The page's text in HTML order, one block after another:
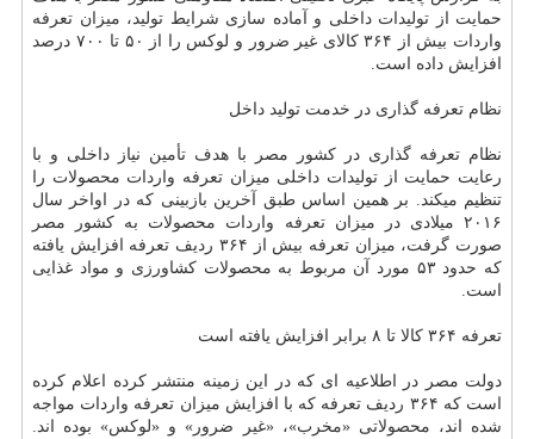
حمایت از تولیدات داخلی و آماده سازی شرایط تولید، میزان تعرفه
واردات بیش از ۳۶۴ كالای غیر ضرور و لوكس را از ۵۰ تا ۷۰۰ درصد
افزایش داده است.
نظام تعرفه گذاری در خدمت تولید داخل
نظام تعرفه گذاری در كشور مصر با هدف تأمین نیاز داخلی و با
رعایت حمایت از تولیدات داخلی میزان تعرفه واردات محصولات را
تنظیم میكند. بر همین اساس طبق آخرین بازبینی كه در اواخر سال
۲۰۱۶ میلادی در میزان تعرفه واردات محصولات به كشور مصر
صورت گرفت، میزان تعرفه بیش از ۳۶۴ ردیف تعرفه افزایش یافته
كه حدود ۵۳ مورد آن مربوط به محصولات كشاورزی و مواد غذایی
است.
تعرفه ۳۶۴ كالا تا ۸ برابر افزایش یافته است
دولت مصر در اطلاعیه ای كه در این زمینه منتشر كرده اعلام كرده
است كه ۳۶۴ ردیف تعرفه كه با افزایش میزان تعرفه واردات مواجه
شده اند، محصولاتی «مخرب»، «غیر ضرور» و «لوكس» بوده اند.